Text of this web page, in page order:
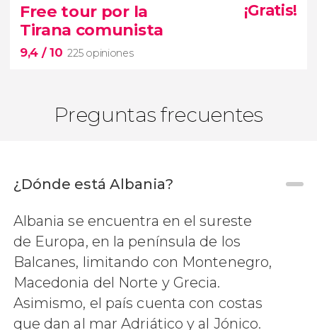
navegaremos entre los
cañones del lago Koman
río Shala
Free tour por la
Tirana comunista
9,4 / 10 225 opiniones
¡Gratis!
225 opiniones
de Tirana
uno de los
capítulos más importantes de la capital de
Albania
Preguntas frecuentes
¿Dónde está Albania?
Albania se encuentra en el sureste
de Europa, en la península de los
Balcanes, limitando con Montenegro,
Macedonia del Norte y Grecia.
Asimismo, el país cuenta con costas
que dan al mar Adriático y al Jónico.